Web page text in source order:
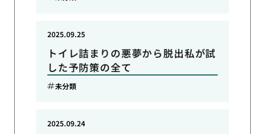
トイレ詰まりの悪夢から脱出私が試
した予防策の全て
2025.09.25
未分類
2025.09.24